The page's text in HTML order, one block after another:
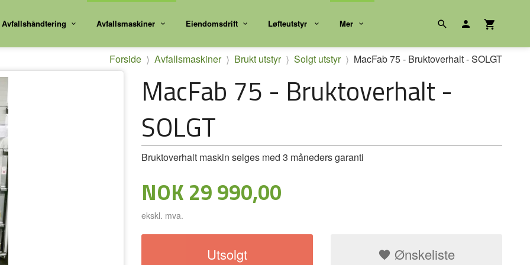
Avfallshåndtering Avfallsmaskiner Eiendomsdrift Løfteutstyr Mer
Forside Avfallsmaskiner Brukt utstyr Solgt utstyr MacFab 75 - Bruktoverhalt - SOLGT
MacFab 75 - Bruktoverhalt -
SOLGT
Bruktoverhalt maskin selges med 3 måneders garanti
Pris
NOK 29 990,00
ekskl. mva.
Utsolgt Ønskeliste